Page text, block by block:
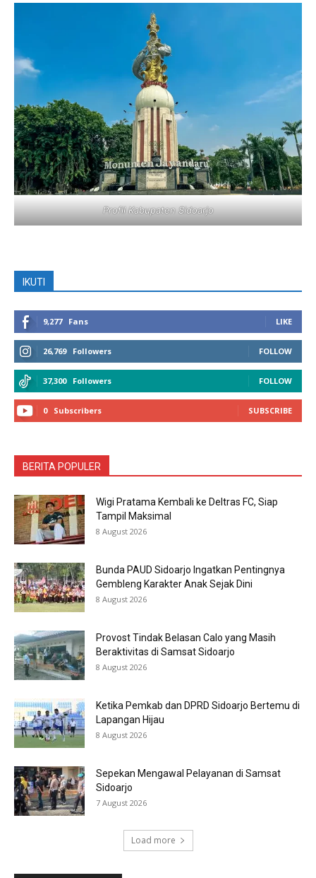
Profil Kabupaten Sidoarjo
IKUTI
9,277 Fans LIKE
26,769 Followers FOLLOW
37,300 Followers FOLLOW
0 Subscribers SUBSCRIBE
BERITA POPULER
Wigi Pratama Kembali ke Deltras FC, Siap
Tampil Maksimal
8 August 2026
Bunda PAUD Sidoarjo Ingatkan Pentingnya
Gembleng Karakter Anak Sejak Dini
8 August 2026
Provost Tindak Belasan Calo yang Masih
Beraktivitas di Samsat Sidoarjo
8 August 2026
Ketika Pemkab dan DPRD Sidoarjo Bertemu di
Lapangan Hijau
8 August 2026
Sepekan Mengawal Pelayanan di Samsat
Sidoarjo
7 August 2026
Load more